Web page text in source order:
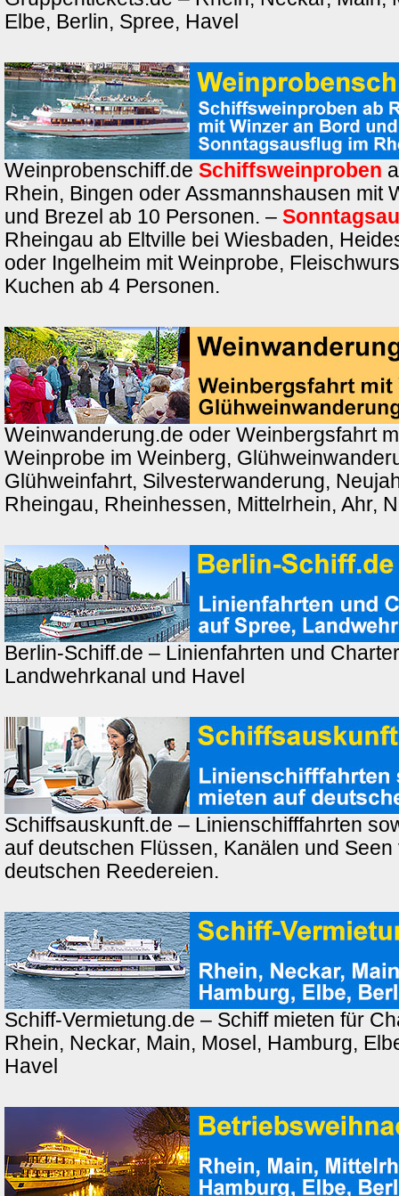
Elbe, Berlin, Spree, Havel
Weinprobenschiff.de Schiffsweinproben
Rhein, Bingen oder Assmannshausen mit
und Brezel ab 10 Personen. –
Rheingau ab Eltville bei Wiesbaden,
oder Ingelheim mit Weinprobe,
Kuchen ab 4 Personen.
Weinwanderung.de oder Weinbergsfahrt
Weinprobe im Weinberg,
Glühweinfahrt, Silvesterwanderung,
Rheingau, Rheinhessen, Mittelrhein, Ahr,
Berlin-Schiff.de – Linienfahrten und
Landwehrkanal und Havel
Schiffsauskunft.de – Linienschifffahrten
auf deutschen Flüssen, Kanälen und Seen
deutschen Reedereien.
Schiff-Vermietung.de – Schiff mieten für
Rhein, Neckar, Main, Mosel, Hamburg,
Havel